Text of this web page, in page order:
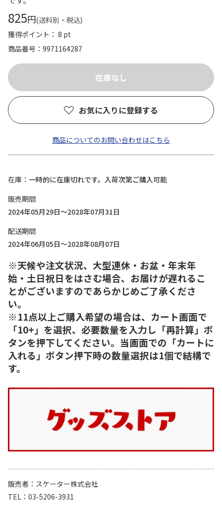
825円(送料別・税込)
獲得ポイント： 8 pt
商品番号
9971164287
お気に入りに登録する
商品についてのお問い合わせはこちら
在庫
一時的に在庫切れです。入荷次第ご購入可能
販売期間
2024年05月29日～2028年07月31日
配送期間
2024年06月05日～2028年08月07日
※天候や注文状況、大型連休・お盆・年末年
始・土日祝日をはさむ場合、お届けが遅れるこ
とがございますのであらかじめご了承くださ
い。
※11点以上ご購入希望の場合は、カート画面で
「10+」を選択、必要数量を入力し「再計算」ボ
タンを押下してください。当画面での「カートに
入れる」ボタン押下時の数量選択は1個で結構で
す。
販売者
スケーター株式会社
TEL
03-5206-3931